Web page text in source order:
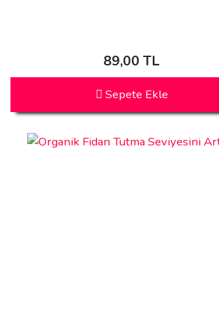
89,00 TL
Sepete Ekle